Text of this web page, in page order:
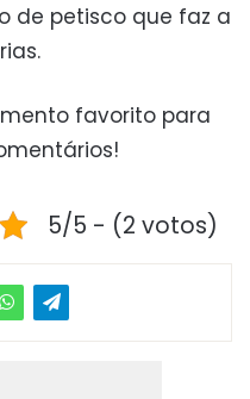
de petisco que faz a
favorito para
5/5 - (2 votos)